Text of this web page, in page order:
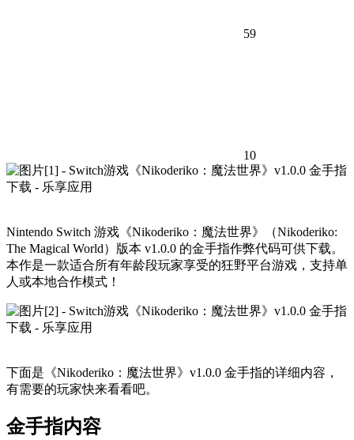
59
10
Nintendo Switch 游戏《Nikoderiko：魔法世界》（Nikoderiko:
The Magical World）版本 v1.0.0 的金手指作弊代码可供下载。
本作是一款适合所有年龄段玩家享受的狂野平台游戏，支持单
人或本地合作模式！
下面是《Nikoderiko：魔法世界》v1.0.0 金手指的详细内容，
有需要的玩家快来看看吧。
金手指内容